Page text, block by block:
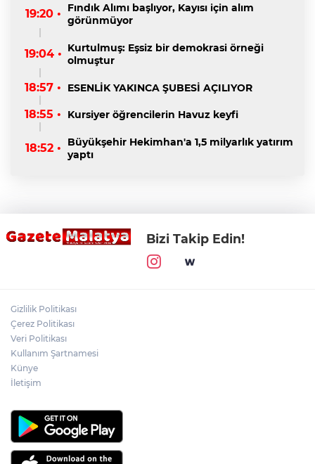
19:20 •
Fındık Alımı başlıyor, Kayısı için alım
görünmüyor
19:04 • Kurtulmuş: Eşsiz bir demokrasi örneği
olmuştur
18:57 • ESENLİK YAKINCA ŞUBESİ AÇILIYOR
18:55 • Kursiyer öğrencilerin Havuz keyfi
18:52 •
Büyükşehir Hekimhan'a 1,5 milyarlık yatırım
yaptı
Bizi Takip Edin!
Gizlilik Politikası
Çerez Politikası
Veri Politikası
Kullanım Şartnamesi
Künye
İletişim